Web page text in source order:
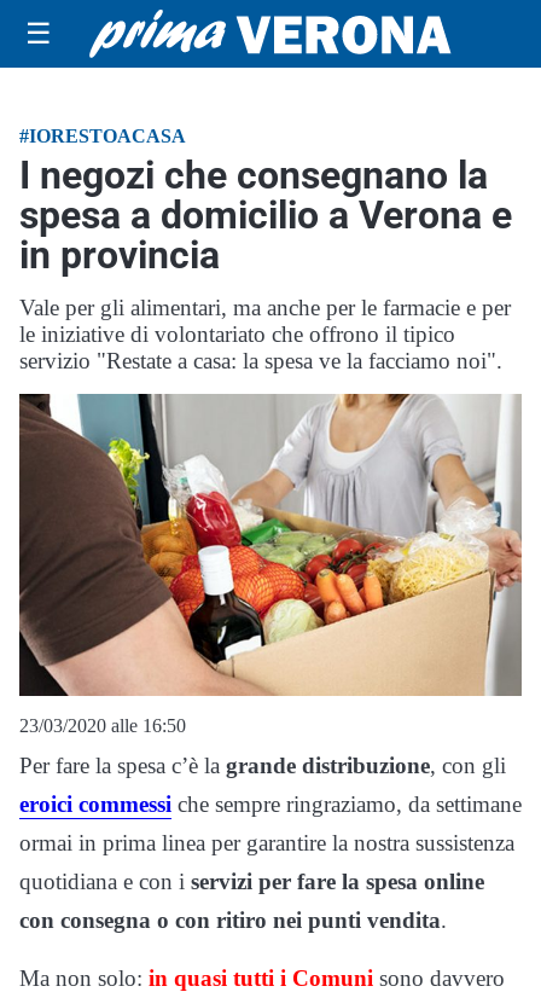
☰
#IORESTOACASA
I negozi che consegnano la
spesa a domicilio a Verona e
in provincia
Vale per gli alimentari, ma anche per le farmacie e per
le iniziative di volontariato che offrono il tipico
servizio "Restate a casa: la spesa ve la facciamo noi".
23/03/2020 alle 16:50
Per fare la spesa c’è la grande distribuzione, con gli
eroici commessi che sempre ringraziamo, da settimane
ormai in prima linea per garantire la nostra sussistenza
quotidiana e con i servizi per fare la spesa online
con consegna o con ritiro nei punti vendita.
Ma non solo: in quasi tutti i Comuni sono davvero